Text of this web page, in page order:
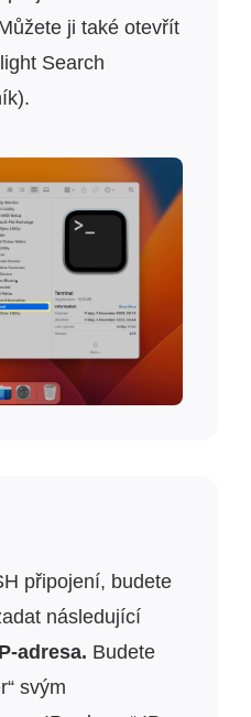
ji také otevřít
Search
připojení, budete
následující
adresa. Budete
svým